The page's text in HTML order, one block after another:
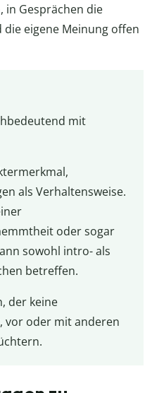
in Gesprächen die
eigene Meinung offen
mit
als Verhaltensweise.
oder sogar
sowohl intro- als
betreffen.
der keine
vor oder mit anderen